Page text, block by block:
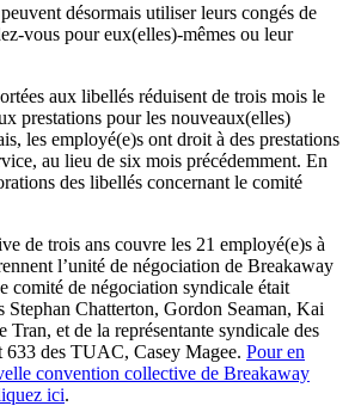
désormais utiliser leurs congés de
vous pour eux(elles)-mêmes ou leur
aux libellés réduisent de trois mois le
prestations pour les nouveaux(elles)
les employé(e)s ont droit à des prestations
au lieu de six mois précédemment. En
des libellés concernant le comité
de trois ans couvre les 21 employé(e)s à
l’unité de négociation de Breakaway
comité de négociation syndicale était
Stephan Chatterton, Gordon Seaman, Kai
Tran, et de la représentante syndicale des
633 des TUAC, Casey Magee. Pour en
convention collective de Breakaway
ici.